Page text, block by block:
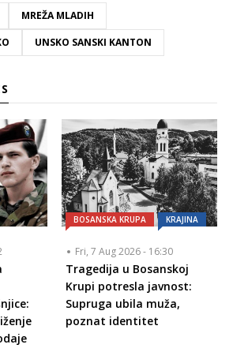
MREŽA MLADIH
UNSKO SANSKI KANTON
BOSANSKA KRUPA KRAJINA
Fri, 7 Aug 2026 - 16:30
Tragedija u Bosanskoj
Krupi potresla javnost:
Supruga ubila muža,
poznat identitet